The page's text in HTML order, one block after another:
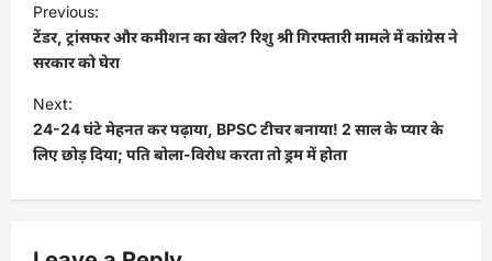
Previous:
टेंडर, ट्रांसफर और कमीशन का खेल? रिशु श्री गिरफ्तारी मामले में कांग्रेस ने
सरकार को घेरा
Next:
24-24 घंटे मेहनत कर पढ़ाया, BPSC टीचर बनाया! 2 साल के प्यार के
लिए छोड़ दिया; पति बोला-विरोध करता तो ड्रम में होता